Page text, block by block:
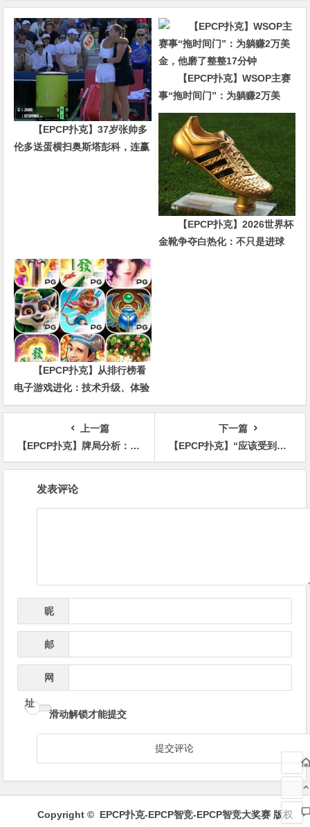
【EPCP扑克】37岁张帅多
伦多送蛋横扫奥斯塔彭科，连赢
【EPCP扑克】WSOP主赛
事“拖时间门”：为躺赚2万美
金，他磨了整整17分钟
【EPCP扑克】2026世界杯
金靴争夺白热化：不只是进球
【EPCP扑克】从排行榜看
电子游戏进化：技术升级、体验
创新与未来趋势
上一篇
【EPCP扑克】牌局分析：不要担心被推放弃拿薄价值
下一篇
【EPCP扑克】“应该受到处罚”——丹牛指责WSOP对Phil Hellmuth太过手下留情
发表评论
昵
*
邮
*
网
址
滑动解锁才能提交
Copyright © EPCP扑克-EPCP智竞-EPCP智竞大奖赛版权